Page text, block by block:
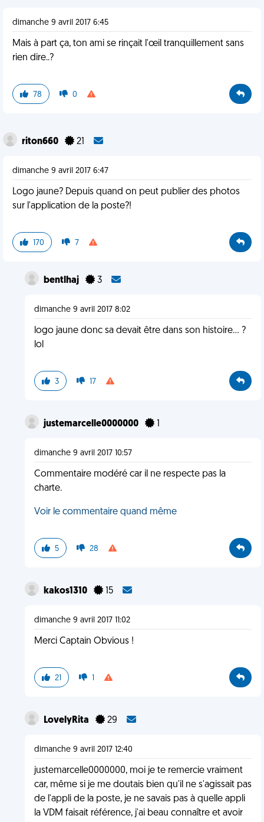
dimanche 9 avril 2017 6:45
Mais à part ça, ton ami se rinçait l'œil tranquillement sans
rien dire..?
78 0
riton660 21
dimanche 9 avril 2017 6:47
Logo jaune? Depuis quand on peut publier des photos
sur l'application de la poste?!
170 7
bentlhaj 3
dimanche 9 avril 2017 8:02
logo jaune donc sa devait être dans son histoire... ?
lol
3 17
justemarcelle0000000 1
dimanche 9 avril 2017 10:57
Commentaire modéré car il ne respecte pas la
charte.
Voir le commentaire quand même
5 28
kakos1310 15
dimanche 9 avril 2017 11:02
Merci Captain Obvious !
21 1
LovelyRita 29
dimanche 9 avril 2017 12:40
justemarcelle0000000, moi je te remercie vraiment
car, même si je me doutais bien qu'il ne s'agissait pas
de l'appli de la poste, je ne savais pas à quelle appli
la VDM faisait référence, j'ai beau connaître et avoir